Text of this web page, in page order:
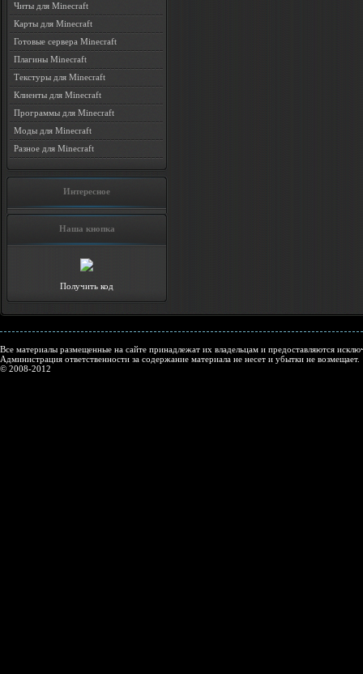
Читы для Minecraft
Карты для Minecraft
Готовые сервера Minecraft
Плагины Minecraft
Текстуры для Minecraft
Клиенты для Minecraft
Программы для Minecraft
Моды для Minecraft
Разное для Minecraft
Интересное
Наша кнопка
Получить код
Все материалы размещенные на сайте принадлежат их владельцам и предоставляются
Администрация ответственности за содержание материала не несет и убытки не возмещает.
© 2008-2012